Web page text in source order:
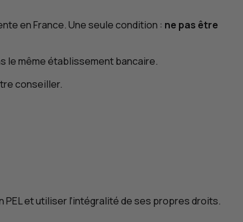
en France. Une seule condition : ne pas être
le même établissement bancaire.
conseiller.
PELet utiliser l’intégralité de ses propres droits.